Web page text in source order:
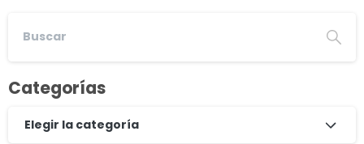
Categorías
Elegir la categoría